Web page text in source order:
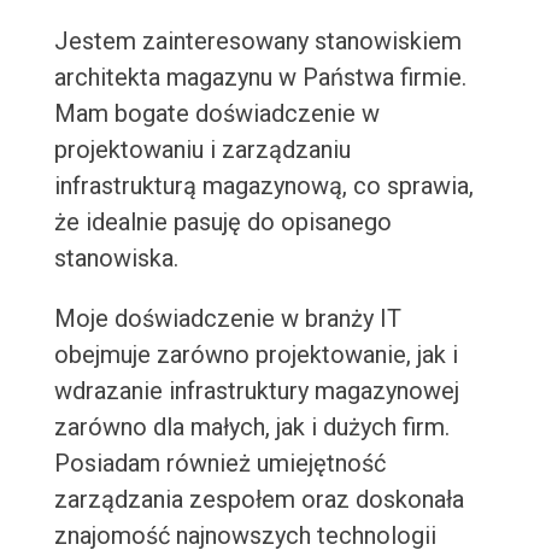
Jestem zainteresowany stanowiskiem
architekta magazynu w Państwa firmie.
Mam bogate doświadczenie w
projektowaniu i zarządzaniu
infrastrukturą magazynową, co sprawia,
że idealnie pasuję do opisanego
stanowiska.
Moje doświadczenie w branży IT
obejmuje zarówno projektowanie, jak i
wdrazanie infrastruktury magazynowej
zarówno dla małych, jak i dużych firm.
Posiadam również umiejętność
zarządzania zespołem oraz doskonała
znajomość najnowszych technologii